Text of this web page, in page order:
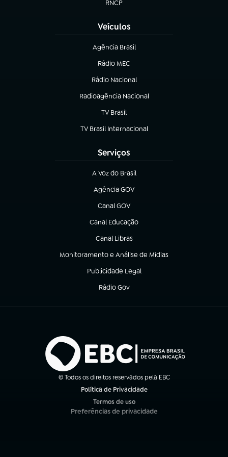
RNCP
(abre em nova aba)
Veículos
Agência Brasil
(abre em nova aba)
Rádio MEC
(abre em nova aba)
Rádio Nacional
Radioagência Nacional
(abre em nova aba)
TV Brasil
(abre em nova aba)
TV Brasil Internacional
(abre em nova aba)
Serviços
A Voz do Brasil
(abre em nova aba)
Agência GOV
(abre em nova aba)
Canal GOV
(abre em nova aba)
Canal Educação
(abre em nova aba)
Canal Libras
(abre em nova aba)
Monitoramento e Análise de Mídias
(abre em nova aba)
Publicidade Legal
(abre em nova aba)
Rádio Gov
(abre em nova aba)
© Todos os direitos reservados pela EBC
Política de Privacidade
Termos de uso
(abre em nova aba)
Preferências de privacidade